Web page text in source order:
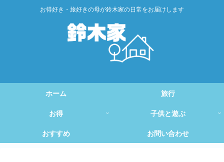
お得好き・旅好きの母が鈴木家の日常をお届けします
ホーム
旅行
お得
子供と遊ぶ
おすすめ
お問い合わせ